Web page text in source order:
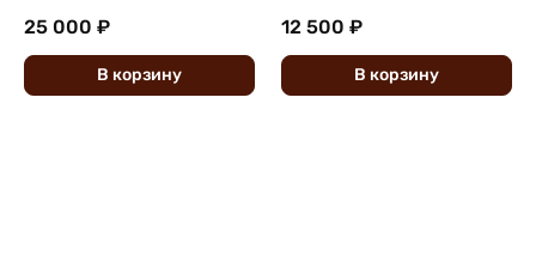
25 000 ₽
В корзину
12 500 ₽
В корзину